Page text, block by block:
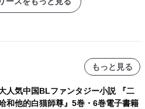
もっと見る
人気中国BLファンタジー小説 『二
和他的白猫師尊』5巻・6巻電子書籍